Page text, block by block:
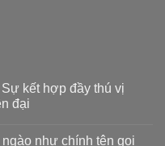
kết hợp đầy thú vị
đại
như chính tên gọi